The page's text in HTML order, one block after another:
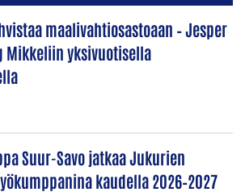
maalivahtiosastoaan – Jesper
Mikkeliin yksivuotisella
Suur-Savo jatkaa Jukurien
kaudella 2026–2027